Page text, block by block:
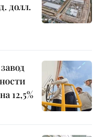
долл.
12,5%